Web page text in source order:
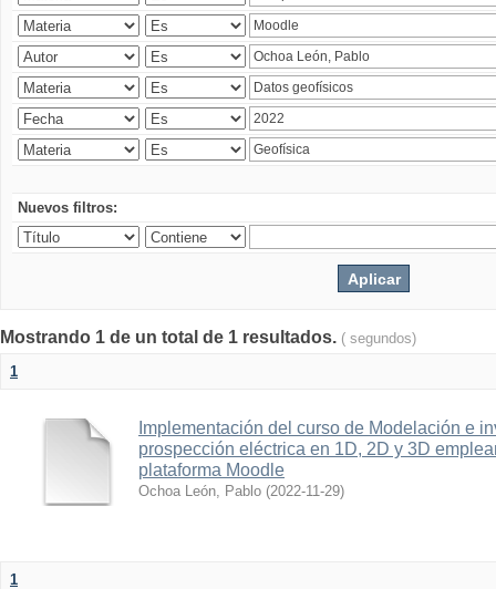
Nuevos filtros:
Mostrando 1 de un total de 1 resultados. ( segundos)
1
Implementación del curso de Modelación e
prospección eléctrica en 1D, 2D y 3D
plataforma Moodle
Ochoa León, Pablo (2022-11-29)
1